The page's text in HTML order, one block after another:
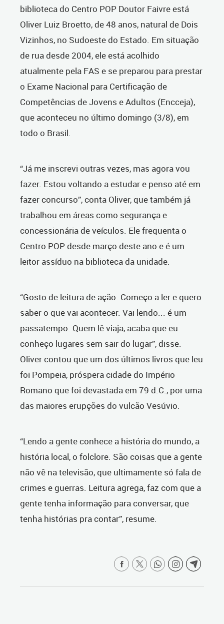
biblioteca do Centro POP Doutor Faivre está
Oliver Luiz Broetto, de 48 anos, natural de Dois
Vizinhos, no Sudoeste do Estado. Em situação
de rua desde 2004, ele está acolhido
atualmente pela FAS e se preparou para prestar
o Exame Nacional para Certificação de
Competências de Jovens e Adultos (Encceja),
que aconteceu no último domingo (3/8), em
todo o Brasil.
“Já me inscrevi outras vezes, mas agora vou
fazer. Estou voltando a estudar e penso até em
fazer concurso”, conta Oliver, que também já
trabalhou em áreas como segurança e
concessionária de veículos. Ele frequenta o
Centro POP desde março deste ano e é um
leitor assíduo na biblioteca da unidade.
“Gosto de leitura de ação. Começo a ler e quero
saber o que vai acontecer. Vai lendo... é um
passatempo. Quem lê viaja, acaba que eu
conheço lugares sem sair do lugar”, disse.
Oliver contou que um dos últimos livros que leu
foi Pompeia, próspera cidade do Império
Romano que foi devastada em 79 d.C., por uma
das maiores erupções do vulcão Vesúvio.
“Lendo a gente conhece a história do mundo, a
história local, o folclore. São coisas que a gente
não vê na televisão, que ultimamente só fala de
crimes e guerras. Leitura agrega, faz com que a
gente tenha informação para conversar, que
tenha histórias pra contar”, resume.